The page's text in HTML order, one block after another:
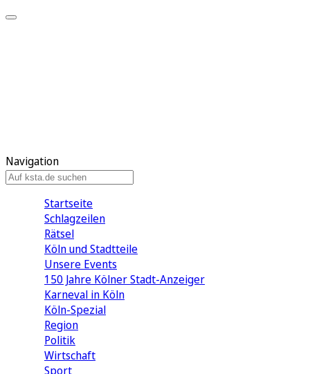
Navigation
Startseite
Schlagzeilen
Rätsel
Köln und Stadtteile
Unsere Events
150 Jahre Kölner Stadt-Anzeiger
Karneval in Köln
Köln-Spezial
Region
Politik
Wirtschaft
Sport